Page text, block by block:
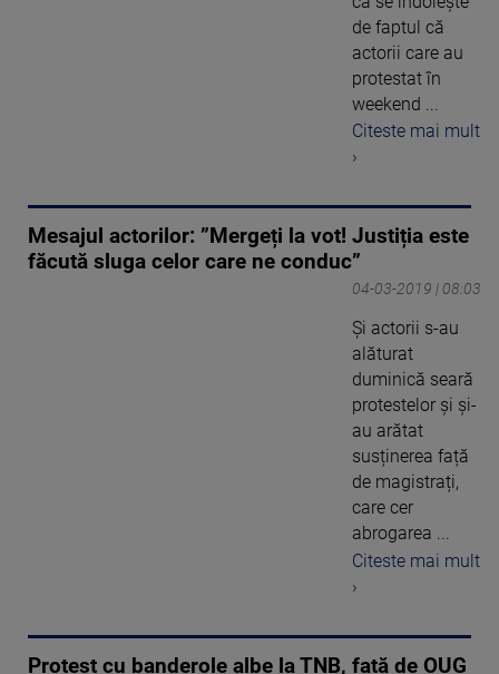
de faptul că
actorii care au
protestat în
weekend ...
Citeste mai mult
›
Mesajul actorilor: ”Mergeți la vot! Justiția este
făcută sluga celor care ne conduc”
04-03-2019 | 08:03
Și actorii s-au
alăturat
duminică seară
protestelor și și-
au arătat
susținerea față
de magistrați,
care cer
abrogarea ...
Citeste mai mult
›
Protest cu banderole albe la TNB, față de OUG